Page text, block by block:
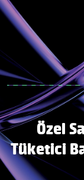
Özel
Tüketici